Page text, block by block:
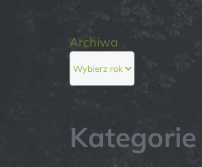
Archiwa
Kategorie